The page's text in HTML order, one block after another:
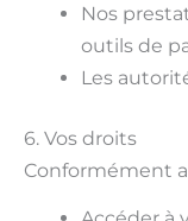
Nos
outils de
Les
6. Vos droits
Conformément